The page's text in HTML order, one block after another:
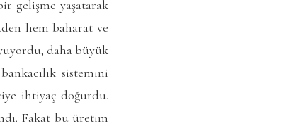
gelişme yaşatarak
hem baharat ve
daha büyük
sistemini
ihtiyaç doğurdu.
Fakat bu üretim